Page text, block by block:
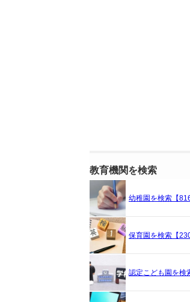
教育機関を検索
幼稚園を検索【
保育園を検索【
認定こども園を検